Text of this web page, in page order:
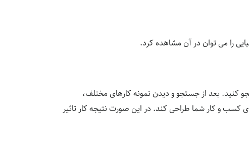
کنید. بعد از جستجو و دیدن نمونه کارهای مختلف،
کسب و کار شما طراحی کند. در این صورت نتیجه کار تاثیر